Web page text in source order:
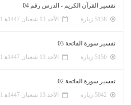
تفسير القرآن الكريم - الدرس رقم 04
الأحد 13 شعبان 1447ﻫ 1-2-2026م
تفسير سورة الفاتحة 03
الأحد 13 شعبان 1447ﻫ 1-2-2026م
تفسير سورة الفاتحة 02
الأحد 13 شعبان 1447ﻫ 1-2-2026م